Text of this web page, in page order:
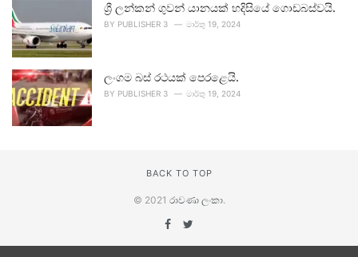
ශ්‍රී ලන්කන් ගුවන් යානයක් හදිසියේ ගොඩබස්වයි.
BY PUBLISHER 3 මාර්තු 19, 2024
ලංගම බස් රථයක් පෙරළෙයි.
BY PUBLISHER 3 මාර්තු 19, 2024
BACK TO TOP
© 2021 රාවණා ලංකා.